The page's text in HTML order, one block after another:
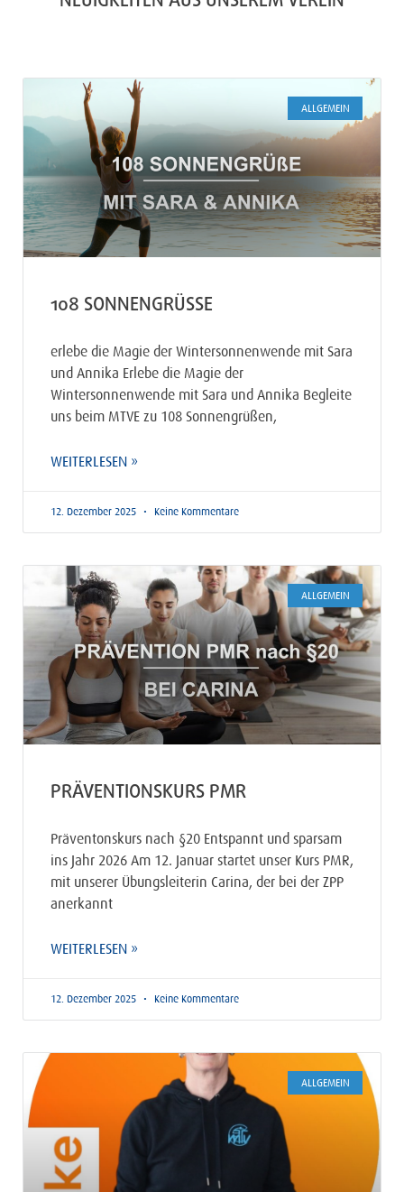
ALLGEMEIN
108 SONNENGRÜSSE
erlebe die Magie der Wintersonnenwende mit Sara
und Annika Erlebe die Magie der
Wintersonnenwende mit Sara und Annika Begleite
uns beim MTVE zu 108 Sonnengrüßen,
WEITERLESEN »
12. Dezember 2025 Keine Kommentare
ALLGEMEIN
PRÄVENTIONSKURS PMR
Präventonskurs nach §20 Entspannt und sparsam
ins Jahr 2026 Am 12. Januar startet unser Kurs PMR,
mit unserer Übungsleiterin Carina, der bei der ZPP
anerkannt
WEITERLESEN »
12. Dezember 2025 Keine Kommentare
ALLGEMEIN